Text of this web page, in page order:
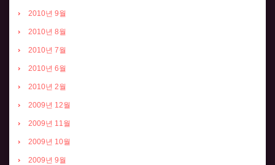
2010년 9월
2010년 8월
2010년 7월
2010년 6월
2010년 2월
2009년 12월
2009년 11월
2009년 10월
2009년 9월